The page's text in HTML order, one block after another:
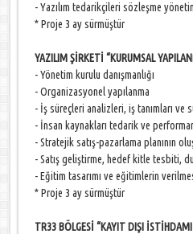
- Yazılım tedarikçileri sözleşme
* Proje 3 ay sürmüştür
YAZILIM ŞİRKETİ “KURUMSAL
- Yönetim kurulu danışmanlığı
- Organizasyonel yapılanma
- İş süreçleri analizleri, iş tanımları ve
- İnsan kaynakları tedarik ve
- Stratejik satış-pazarlama planının
- Satış geliştirme, hedef kitle tesbiti,
- Eğitim tasarımı ve eğitimlerin
* Proje 3 ay sürmüştür
TR33 BÖLGESİ “KAYIT DIŞI